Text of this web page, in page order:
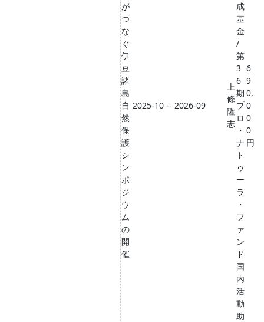
が
つ
な
ぐ
伊
豆
諸
島
自
然
保
護
シ
ン
ポ
ジ
ウ
ム
の
開
催
2025-10 -- 2026-09
上
條
隆
志
成
基
金
/
第
3
6
期
プ
ロ
・
ナ
ト
ゥ
ー
ラ
・
フ
ァ
ン
ド
国
内
活
動
助
6
9
0,
0
0
0
円